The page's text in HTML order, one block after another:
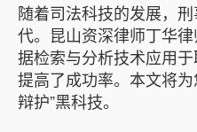
随着司法科技的发展，
代。昆山资深律师丁华
据检索与分析技术应用
提高了成功率。本文将
辩护”黑科技。